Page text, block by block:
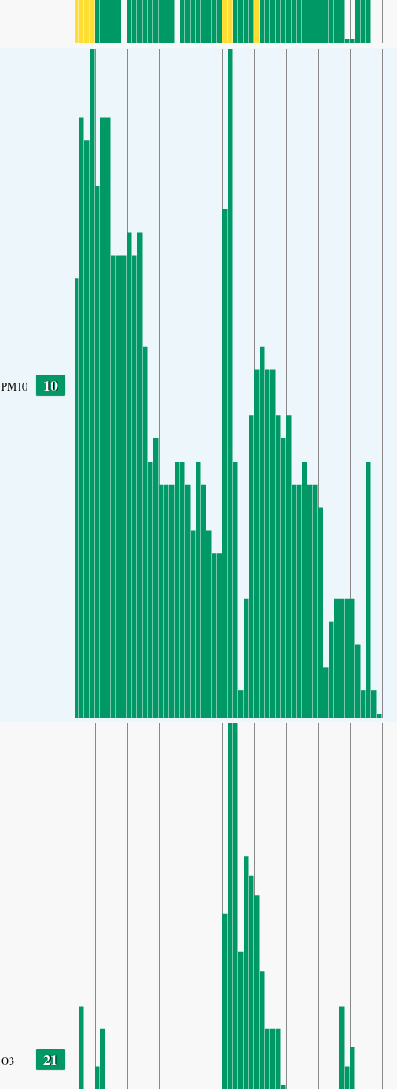
PM10 10
O3 21